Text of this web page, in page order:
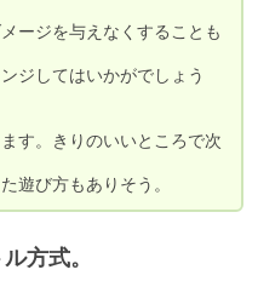
ージを与えなくすることも
ジしてはいかがでしょう
す。きりのいいところで次
遊び方もありそう。
方式。